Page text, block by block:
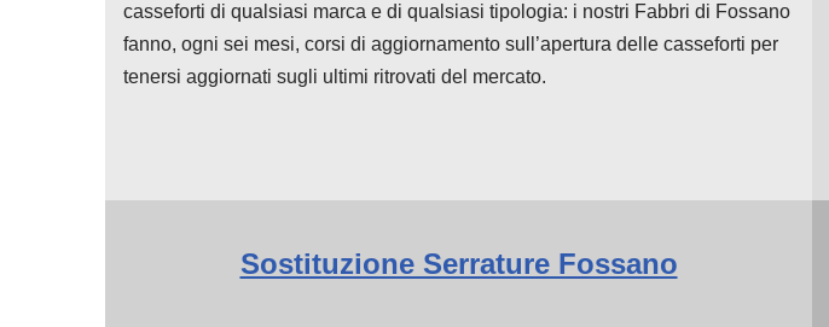
casseforti di qualsiasi marca e di qualsiasi tipologia: i nostri Fabbri di Fossano
fanno, ogni sei mesi, corsi di aggiornamento sull’apertura delle casseforti per
tenersi aggiornati sugli ultimi ritrovati del mercato.
Sostituzione Serrature Fossano